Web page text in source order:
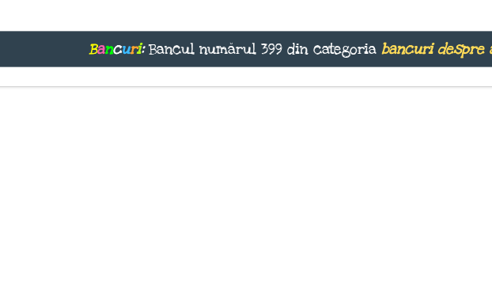
Bancuri:Bancul numărul 399 din categoria bancuri despre